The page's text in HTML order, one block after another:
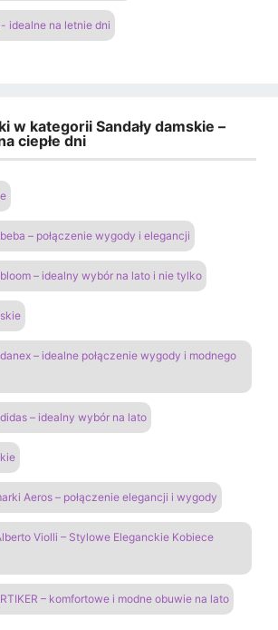
idealne na letnie dni
w kategorii Sandały damskie –
ciepłe dni
– połączenie wygody i elegancji
– idealny wybór na lato i nie tylko
– idealne połączenie wygody i modnego
– idealny wybór na lato
Aeros – połączenie elegancji i wygody
Violli – Stylowe Eleganckie Kobiece
– komfortowe i modne obuwie na lato